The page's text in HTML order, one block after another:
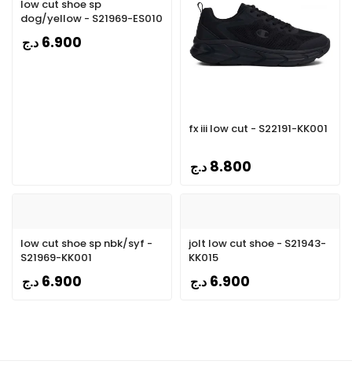
low cut shoe sp
dog/yellow - S21969-ES010
6.900 د.ج
fx iii low cut - S22191-KK001
8.800 د.ج
low cut shoe sp nbk/syf -
S21969-KK001
6.900 د.ج
jolt low cut shoe - S21943-
KK015
6.900 د.ج